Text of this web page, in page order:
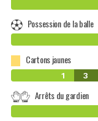
Possession de la balle
Cartons jaunes
1 3
Arrêts du gardien